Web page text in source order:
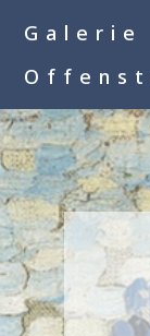
Galerie